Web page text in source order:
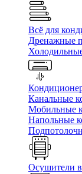
Всё для
Дренажные
Канальные
Мобильные
Напольные
Осушители